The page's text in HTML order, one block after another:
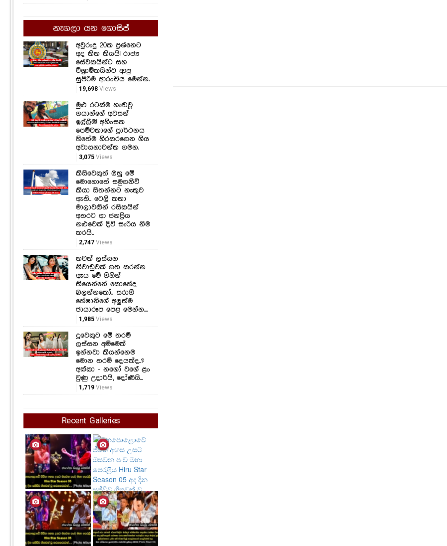
නැගලා යන ගොසිප්
අවුරුදු 20ක ප්‍රශ්නෙට
අද තිත තියයි! රාජ්‍ය
සේවකයින්ට සහ
විශ්‍රාමිකයින්ට ආපු
සුපිරිම ආරංචිය මෙන්න.
19,698 Views
මුළු රටක්ම හැඬවූ
ගයාන්ගේ අවසන්
ඉල්ලීම! අහිංසක
පෙම්වතාගේ ප්‍රාර්ථනය
හිතේම හිරකරගෙන ගිය
අවාසනාවන්ත ගමන.
3,075 Views
කිසිවෙකුත් ඔහු මේ
මොහොතේ සමුගනීවි
කියා සිතන්නට නැතුව
ඇති.. ටෙලි කතා
මාලාවකින් රසිකයින්
අතරට ආ ජනප්‍රිය
නළුවෙක් දිවි සැරිය නිම
කරයි..
2,747 Views
තවත් ලස්සන
නිවාඩුවක් ගත කරන්න
ඇය මේ ගිහින්
තියෙන්නේ කොහේද
බලන්නකෝ.. සරාගී
හේෂානිගේ අලුත්ම
ඡායාරූප පෙළ මෙන්න....
1,985 Views
දුවෙකුට මේ තරම්
ලස්සන අම්මෙක්
ඉන්නවා කියන්නෙම
මොන තරම් දෙයක්ද..?
අක්කා - නගෝ වගේ ළං
වුණු උදාරියි, දෝණියි...
1,719 Views
Recent Galleries